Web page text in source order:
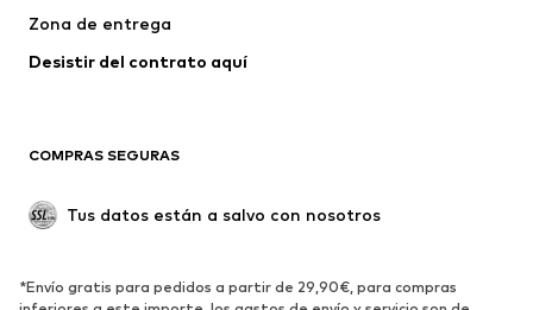
Ropa interior
Abrigos
Tallas grandes
Reciclado
ZAPATOS
Zona de entrega
Desistir del contrato aquí
COMPRAS SEGURAS
Tus datos están a salvo con nosotros
*Envío gratis para pedidos a partir de 29,90€, para compras